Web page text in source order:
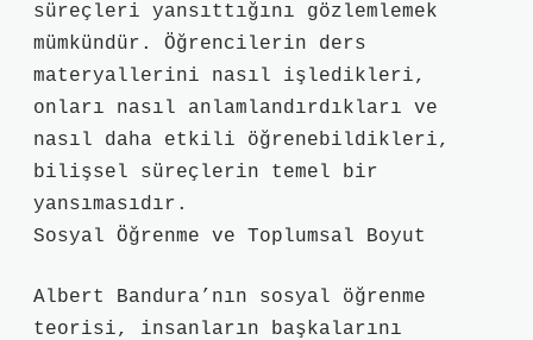
süreçleri yansıttığını gözlemlemek
mümkündür. Öğrencilerin ders
materyallerini nasıl işledikleri,
onları nasıl anlamlandırdıkları ve
nasıl daha etkili öğrenebildikleri,
bilişsel süreçlerin temel bir
yansımasıdır.
Sosyal Öğrenme ve Toplumsal Boyut
Albert Bandura’nın sosyal öğrenme
teorisi, insanların başkalarını